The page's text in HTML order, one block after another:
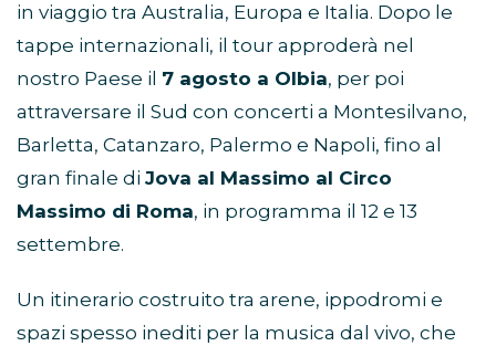
in viaggio tra Australia, Europa e Italia. Dopo le
tappe internazionali, il tour approderà nel
nostro Paese il 7 agosto a Olbia, per poi
attraversare il Sud con concerti a Montesilvano,
Barletta, Catanzaro, Palermo e Napoli, fino al
gran finale di Jova al Massimo al Circo
Massimo di Roma, in programma il 12 e 13
settembre.
Un itinerario costruito tra arene, ippodromi e
spazi spesso inediti per la musica dal vivo, che